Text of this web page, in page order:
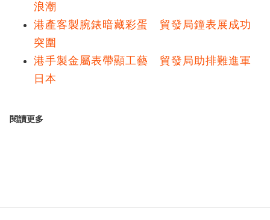
浪潮
港產客製腕錶暗藏彩蛋 貿發局鐘表展成功
突圍
港手製金屬表帶顯工藝 貿發局助排難進軍
日本
閱讀更多